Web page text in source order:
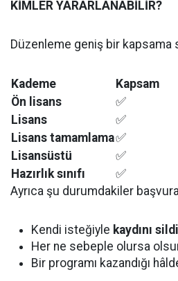
KİMLER YARARLANABİLİR?
Düzenleme geniş bir kapsama
Kademe
Kapsam
Ön lisans
✅
Lisans
✅
Lisans tamamlama✅
Lisansüstü
✅
Hazırlık sınıfı
✅
Ayrıca şu durumdakiler
Kendi isteğiyle kaydını
Her ne sebeple olursa
Bir programı kazandığı